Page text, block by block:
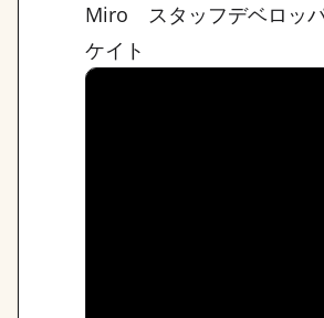
Miro スタッフデベロッ
ケイト